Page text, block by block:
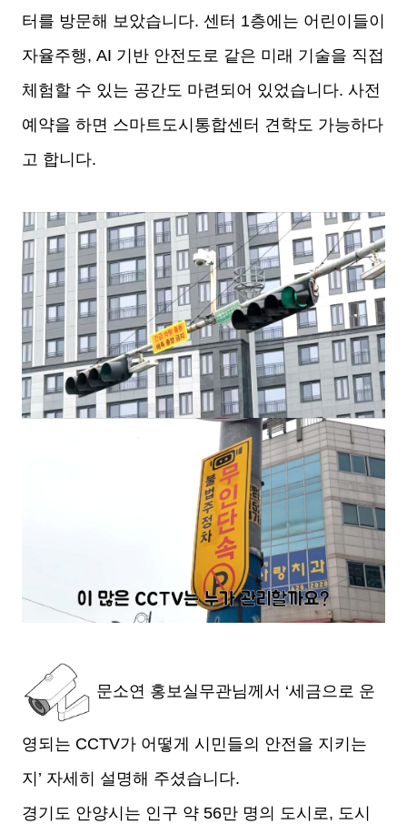
터를 방문해 보았습니다. 센터 1층에는 어린이들이
자율주행, AI 기반 안전도로 같은 미래 기술을 직접
체험할 수 있는 공간도 마련되어 있었습니다. 사전
예약을 하면 스마트도시통합센터 견학도 가능하다
고 합니다.
문소연 홍보실무관님께서 ‘세금으로 운
영되는 CCTV가 어떻게 시민들의 안전을 지키는
지’ 자세히 설명해 주셨습니다.
경기도 안양시는 인구 약 56만 명의 도시로, 도시